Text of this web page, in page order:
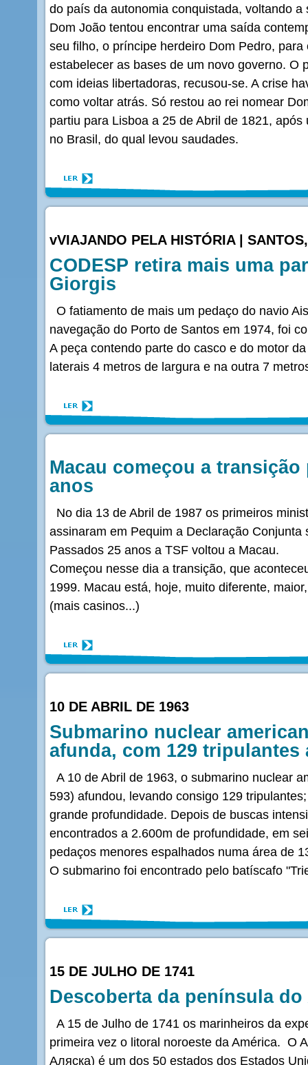
do país da autonomia conquistada, voltando
Dom João tentou encontrar uma saída
seu filho, o príncipe herdeiro Dom Pedro,
estabelecer as bases de um novo governo. O
com ideias libertadoras, recusou-se. A crise
como voltar atrás. Só restou ao rei nomear
partiu para Lisboa a 25 de Abril de 1821,
no Brasil, do qual levou saudades.
vVIAJANDO PELA HISTÓRIA |
CODESP retira mais uma
Giorgis
O fatiamento de mais um pedaço do navio
navegação do Porto de Santos em 1974, foi
A peça contendo parte do casco e do motor
laterais 4 metros de largura e na outra 7
Macau começou a transição
anos
No dia 13 de Abril de 1987 os primeiros
assinaram em Pequim a Declaração Conjunta
Passados 25 anos a TSF voltou a Macau.
Começou nesse dia a transição, que
1999. Macau está, hoje, muito diferente,
(mais casinos...)
10 DE ABRIL DE 1963
Submarino nuclear
afunda, com 129 tripulantes
A 10 de Abril de 1963, o submarino nuclear
593) afundou, levando consigo 129
grande profundidade. Depois de buscas
encontrados a 2.600m de profundidade, em
pedaços menores espalhados numa área de
O submarino foi encontrado pelo batíscafo
15 DE JULHO DE 1741
Descoberta da península do
A 15 de Julho de 1741 os marinheiros da
primeira vez o litoral noroeste da América. O
Аляска) é um dos 50 estados dos Estados